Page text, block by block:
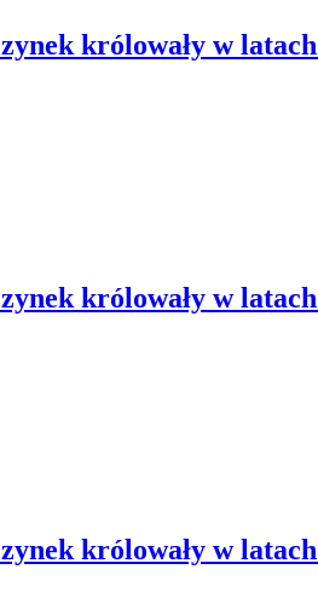
królowały w
królowały w
królowały w